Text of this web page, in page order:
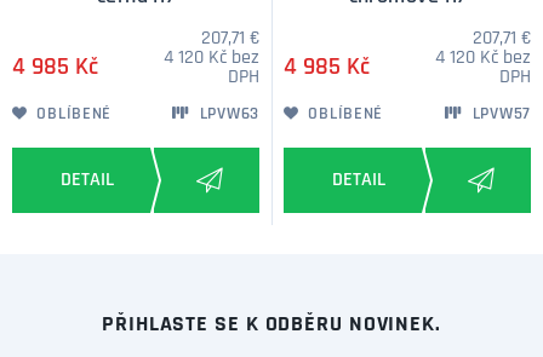
4 985 Kč
207,71 €
4 120 Kč bez
DPH
OBLÍBENÉ LPVW63
4 985 Kč
207,71 €
4 120 Kč bez
DPH
OBLÍBENÉ LPVW57
PŘIHLASTE SE K ODBĚRU NOVINEK.